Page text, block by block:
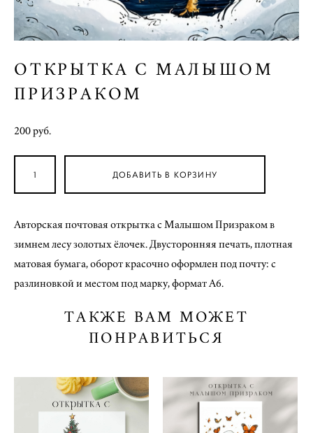
ОТКРЫТКА С МАЛЫШОМ
ПРИЗРАКОМ
200 pуб.
ДОБАВИТЬ В КОРЗИНУ
Авторская почтовая открытка с Малышом Призраком в
зимнем лесу золотых ёлочек. Двусторонняя печать, плотная
матовая бумага, оборот красочно оформлен под почту: с
разлиновкой и местом под марку, формат А6.
ТАКЖЕ ВАМ МОЖЕТ
ПОНРАВИТЬСЯ